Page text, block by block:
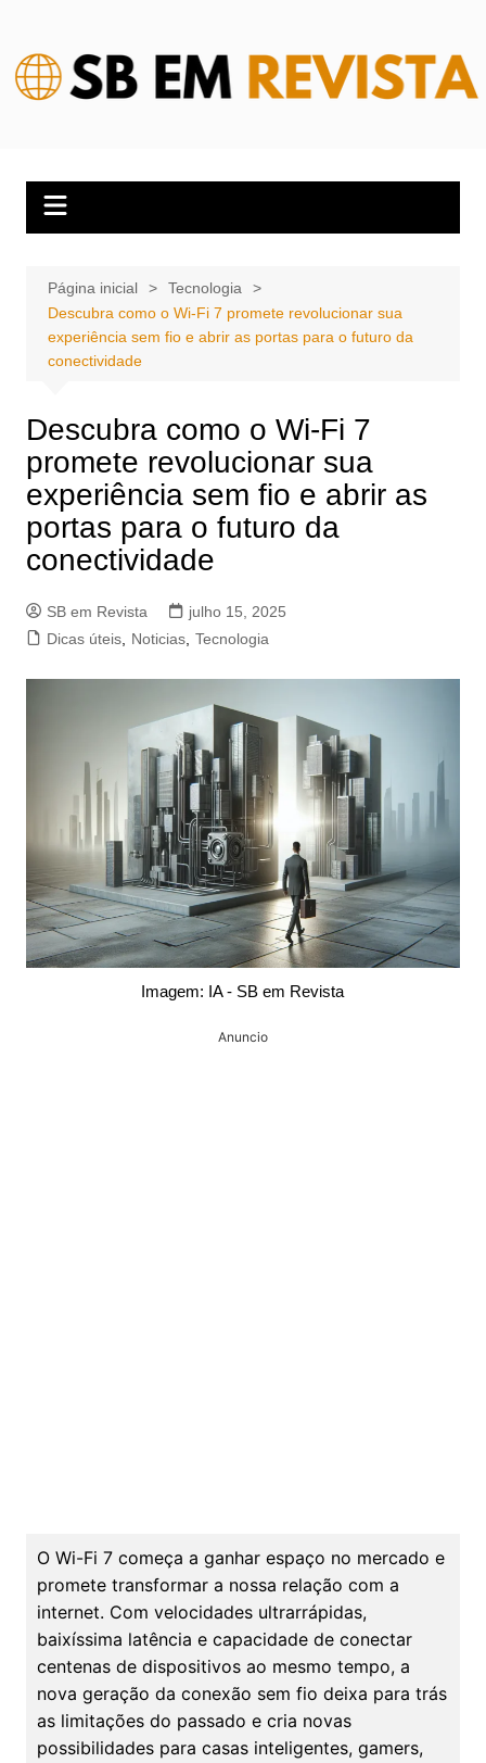
conteúdo
Página inicial
Tecnologia
Descubra como o Wi-Fi 7 promete revolucionar sua
experiência sem fio e abrir as portas para o futuro da
conectividade
Descubra como o Wi-Fi 7
promete revolucionar sua
experiência sem fio e abrir as
portas para o futuro da
conectividade
SB em Revista
julho 15, 2025
Dicas úteis, Noticias, Tecnologia
Imagem: IA - SB em Revista
Anuncio
O Wi-Fi 7 começa a ganhar espaço no mercado e
promete transformar a nossa relação com a
internet. Com velocidades ultrarrápidas,
baixíssima latência e capacidade de conectar
centenas de dispositivos ao mesmo tempo, a
nova geração da conexão sem fio deixa para trás
as limitações do passado e cria novas
possibilidades para casas inteligentes, gamers,